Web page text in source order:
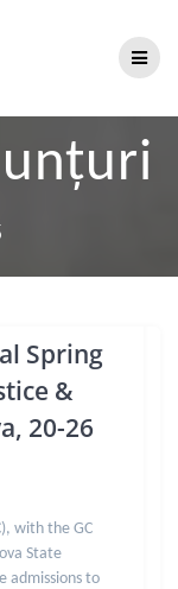
Spring
&
20-26
with the GC
State
admissions to